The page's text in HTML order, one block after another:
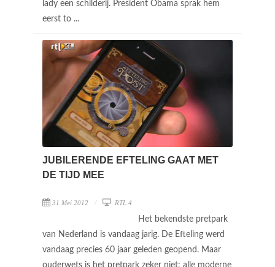
lady een schilderij. President Obama sprak hem
eerst to ...
JUBILERENDE EFTELING GAAT MET
DE TIJD MEE
31 Mei 2012 RTL 4
Het bekendste pretpark
van Nederland is vandaag jarig. De Efteling werd
vandaag precies 60 jaar geleden geopend. Maar
ouderwets is het pretpark zeker niet: alle moderne